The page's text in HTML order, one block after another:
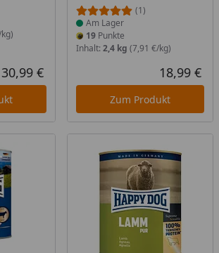
Aktueller Preis
30,99 €
(1)
Am Lager
19Punkte
Inhalt: 2,4 kg (7,91 €/kg)
18,99 €
Zum Produkt